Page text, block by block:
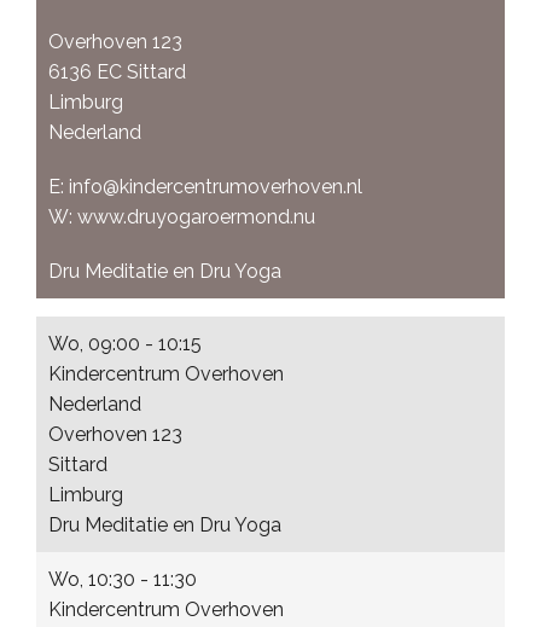
Overhoven 123
6136 EC Sittard
Limburg
Nederland
E: info@kindercentrumoverhoven.nl
W: www.druyogaroermond.nu
Dru Meditatie en Dru Yoga
Wo, 09:00 - 10:15
Kindercentrum Overhoven
Nederland
Overhoven 123
Sittard
Limburg
Dru Meditatie en Dru Yoga
Wo, 10:30 - 11:30
Kindercentrum Overhoven